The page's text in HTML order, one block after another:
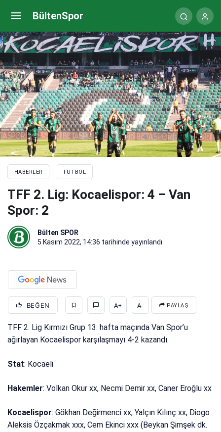
BültenSpor
HABERLER FUTBOL
TFF 2. Lig: Kocaelispor: 4 – Van
Spor: 2
Bülten SPOR
5 Kasım 2022, 14:36 tarihinde yayınlandı
BEĞEN A+ A- PAYLAŞ
TFF 2. Lig Kırmızı Grup 13. hafta maçında Van Spor’u
ağırlayan Kocaelispor karşılaşmayı 4-2 kazandı.
Stat: Kocaeli
Hakemler: Volkan Okur xx, Necmi Demir xx, Caner Eroğlu xx
Kocaelispor: Gökhan Değirmenci xx, Yalçın Kılınç xx, Diogo
Aleksis Özçakmak xxx, Cem Ekinci xxx (Beykan Şimşek dk.
Bir dönem Süper Lig’i sallıyordu! Son halini
görenler…